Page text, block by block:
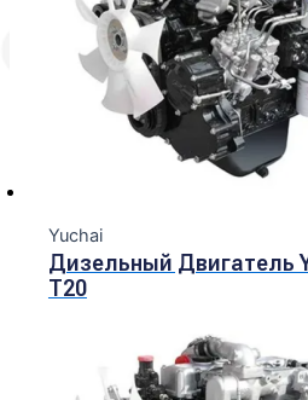
Yuchai
Дизельный Двигатель
T20